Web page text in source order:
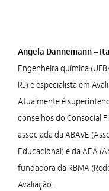
Angela Dannemann –
Engenheira química
RJ) e especialista em
Atualmente é
conselhos do Consocial
associada da ABAVE
Educacional) e da AEA
fundadora da RBMA
Avaliação.